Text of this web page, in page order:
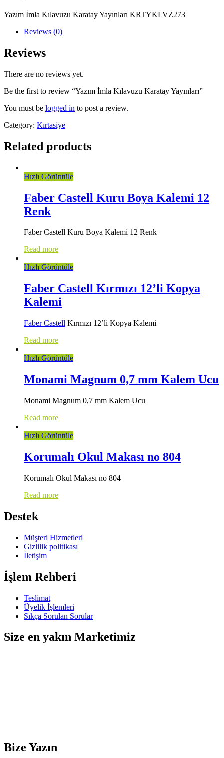
Yazım İmla Kılavuzu Karatay Yayınları KRTYKLVZ273
Reviews (0)
Reviews
There are no reviews yet.
Be the first to review “Yazım İmla Kılavuzu Karatay Yayınları”
You must be logged in to post a review.
Category: Kırtasiye
Related products
Hızlı Görüntüle
Faber Castell Kuru Boya Kalemi 12
Renk
Faber Castell Kuru Boya Kalemi 12 Renk
Read more
Hızlı Görüntüle
Faber Castell Kırmızı 12’li Kopya
Kalemi
Faber Castell Kırmızı 12’li Kopya Kalemi
Read more
Hızlı Görüntüle
Monami Magnum 0,7 mm Kalem Ucu
Monami Magnum 0,7 mm Kalem Ucu
Read more
Hızlı Görüntüle
Korumalı Okul Makası no 804
Korumalı Okul Makası no 804
Read more
Destek
Müşteri Hizmetleri
Gizlilik politikası
İletişim
İşlem Rehberi
Teslimat
Üyelik İşlemleri
Sıkça Sorulan Sorular
Size en yakın Marketimiz
Bize Yazın